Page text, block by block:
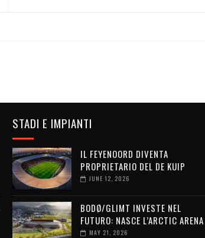
STADI E IMPIANTI
IL FEYENOORD DIVENTA
PROPRIETARIO DEL DE KUIP
JUNE 12, 2026
BODØ/GLIMT INVESTE NEL
FUTURO: NASCE L’ARCTIC ARENA
MAY 21, 2026